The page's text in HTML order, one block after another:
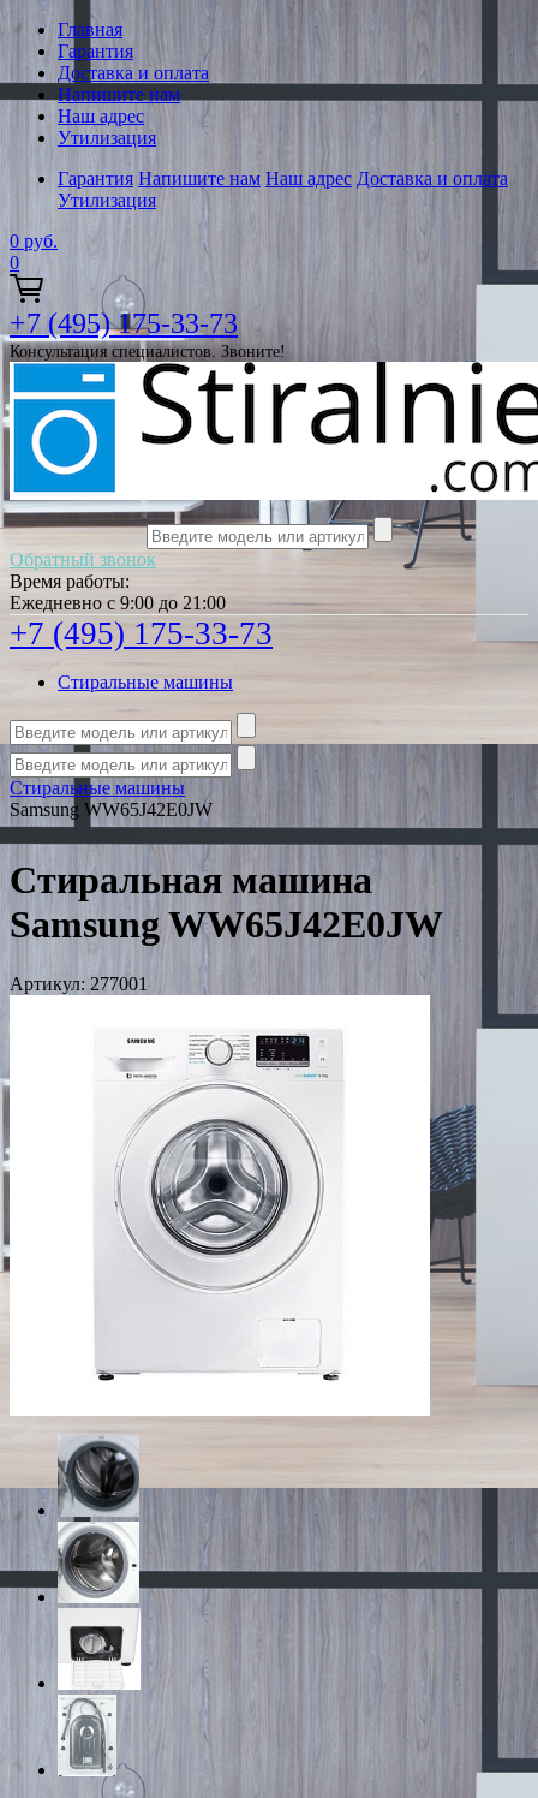
Главная
Гарантия
Доставка и оплата
Напишите нам
Наш адрес
Утилизация
Гарантия Напишите нам Наш адрес Доставка и оплата
Утилизация
0 руб.
0
+7 (495) 175-33-73
Консультация специалистов. Звоните!
Обратный звонок
Время работы:
Ежедневно с 9:00 до 21:00
+7 (495) 175-33-73
Стиральные машины
Стиральные машины
Samsung WW65J42E0JW
Стиральная машина
Samsung WW65J42E0JW
Артикул: 277001